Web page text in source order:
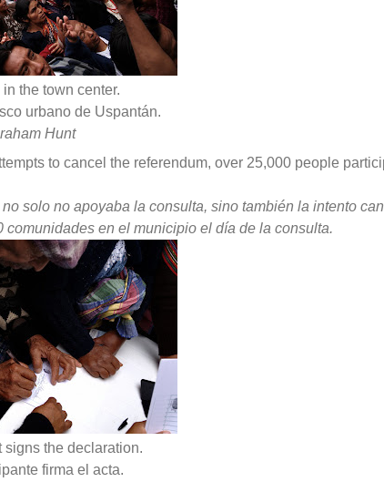
the town center.
urbano de Uspantán.
Hunt
to cancel the referendum, over 25,000 people
solo no apoyaba la consulta, sino también la intento
en el municipio el día de la consulta.
signs the declaration.
firma el acta.